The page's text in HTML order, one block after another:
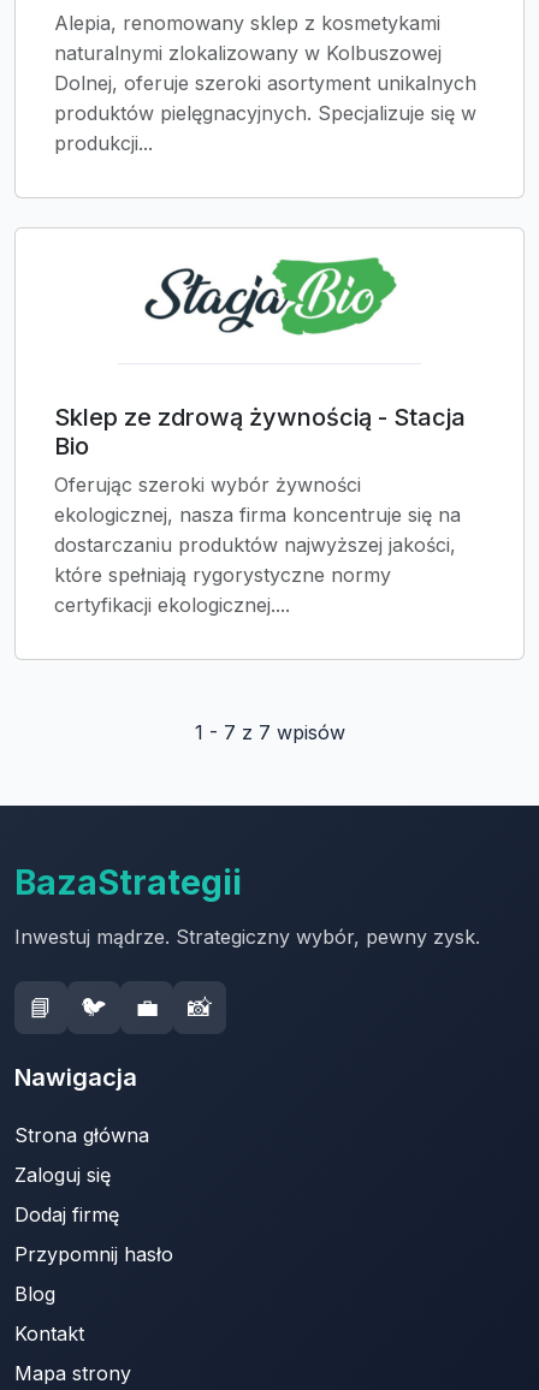
Alepia, renomowany sklep z kosmetykami
naturalnymi zlokalizowany w Kolbuszowej
Dolnej, oferuje szeroki asortyment unikalnych
produktów pielęgnacyjnych. Specjalizuje się w
produkcji...
Sklep ze zdrową żywnością - Stacja
Bio
Oferując szeroki wybór żywności
ekologicznej, nasza firma koncentruje się na
dostarczaniu produktów najwyższej jakości,
które spełniają rygorystyczne normy
certyfikacji ekologicznej....
1 - 7 z 7 wpisów
BazaStrategii
Inwestuj mądrze. Strategiczny wybór, pewny zysk.
📘 🐦 💼 📸
Nawigacja
Strona główna
Zaloguj się
Dodaj firmę
Przypomnij hasło
Blog
Kontakt
Mapa strony